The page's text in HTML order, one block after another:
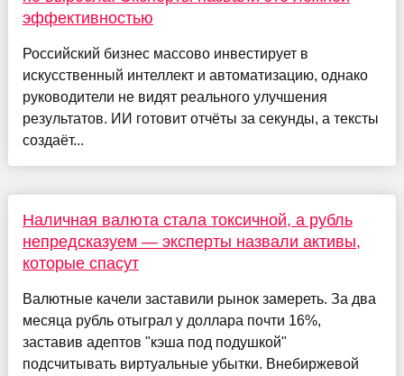
эффективностью
Российский бизнес массово инвестирует в
искусственный интеллект и автоматизацию, однако
руководители не видят реального улучшения
результатов. ИИ готовит отчёты за секунды, а тексты
создаёт...
Наличная валюта стала токсичной, а рубль
непредсказуем — эксперты назвали активы,
которые спасут
Валютные качели заставили рынок замереть. За два
месяца рубль отыграл у доллара почти 16%,
заставив адептов "кэша под подушкой"
подсчитывать виртуальные убытки. Внебиржевой